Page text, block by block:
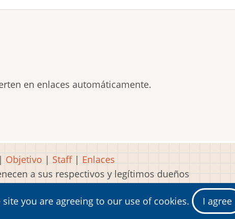
en enlaces automáticamente.
| Objetivo | Staff| Enlaces
a sus respectivos y legítimos dueños
del Videojuego®
you are agreeing to our use of cookies. I agree